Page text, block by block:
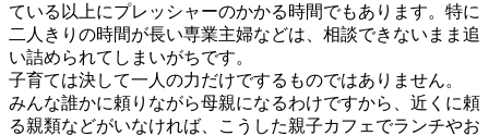
ている以上にプレッシャーのかかる時間でもあります。特に
二人きりの時間が長い専業主婦などは、相談できないまま追
い詰められてしまいがちです。
子育ては決して一人の力だけでするものではありません。
みんな誰かに頼りながら母親になるわけですから、近くに頼
る親類などがいなければ、こうした親子カフェでランチやお